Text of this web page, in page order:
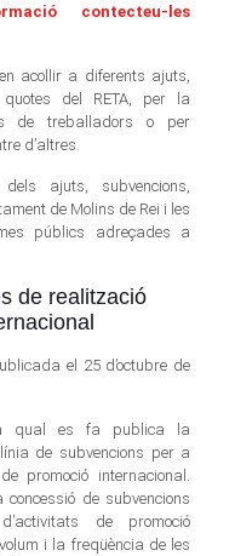
contecteu-les
acollir a diferents ajuts,
del RETA, per la
de treballadors o per
d’altres.
ajuts, subvencions,
de Molins de Rei i les
públics adreçades a
de realització
el 25 d’octubre de
la qual es fa publica la
de subvencions per a
promoció internacional.
concessió de subvencions
de promoció
i la freqüència de les